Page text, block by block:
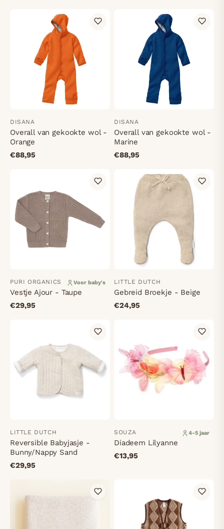
DISANA
Overall van gekookte wol -
Orange
€88,95
DISANA
Overall van gekookte wol -
Marine
€88,95
PURI ORGANICS Voor baby's
Vestje Ajour - Taupe
€29,95
LITTLE DUTCH
Gebreid Broekje - Beige
€24,95
LITTLE DUTCH
Reversible Babyjasje -
Bunny/Nappy Sand
€29,95
SOUZA 4-5 jaar
Diadeem Lilyanne
€13,95